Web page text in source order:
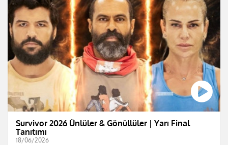
Survivor 2026 Ünlüler & Gönüllüler | Yarı Final
Tanıtımı
18/06/2026